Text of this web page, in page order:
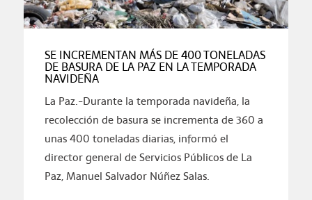
SE INCREMENTAN MÁS DE 400 TONELADAS
DE BASURA DE LA PAZ EN LA TEMPORADA
NAVIDEÑA
La Paz.-Durante la temporada navideña, la
recolección de basura se incrementa de 360 a
unas 400 toneladas diarias, informó el
director general de Servicios Públicos de La
Paz, Manuel Salvador Núñez Salas.